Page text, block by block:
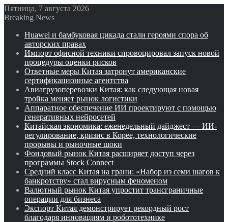
Пятница, 7 августа 2026
Breaking News
Huawei и бамбуковая цикада стали героями спора об
авторских правах
Импорт офисной техники спровоцировал запуск новой
процедуры оценки рисков
Ответные меры Китая затронут американские
сертификационные агентства
Авиагрузоперевозки Китая: как следующая новая
тройка меняет рынок логистики
Аппаратное обеспечение ИИ проектируют с помощью
генеративных нейросетей
Китайская экономика: еженедельный дайджест — ИИ-
регулирование, кризис в Корее, технологические
прорывы и рыночные шоки
Фондовый рынок Китая расширяет доступ через
программы Stock Connect
Средний класс Китая на грани: «Набор из семи шагов к
банкротству» стал вирусным феноменом
Валютный рынок Китая упростит трансграничные
операции для бизнеса
Экспорт Китая демонстрирует рекордный рост
благодаря инновациям и робототехнике